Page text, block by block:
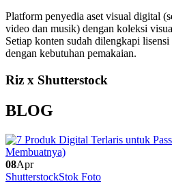
Platform penyedia aset visual digital
video dan musik) dengan koleksi
Setiap konten sudah dilengkapi
dengan kebutuhan pemakaian.
Riz x Shutterstock
BLOG
08Apr
ShutterstockStok Foto